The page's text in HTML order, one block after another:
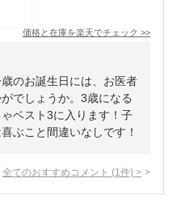
価格と在庫を楽天でチェック >>
のお誕生日には、お医者
でしょうか。3歳になる
ベスト3に入ります！子
ぶこと間違いなしです！
全てのおすすめコメント (1 件) >